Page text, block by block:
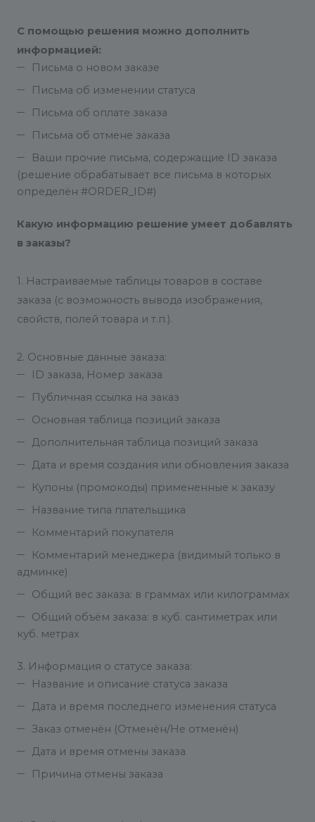
С помощью решения можно дополнить
информацией:
Письма о новом заказе
Письма об изменении статуса
Письма об оплате заказа
Письма об отмене заказа
Ваши прочие письма, содержащие ID заказа
(решение обрабатывает все письма в которых
определён #ORDER_ID#)
Какую информацию решение умеет добавлять
в заказы?
1. Настраиваемые таблицы товаров в составе
заказа (с возможность вывода изображения,
свойств, полей товара и т.п.).
2. Основные данные заказа:
ID заказа, Номер заказа
Публичная ссылка на заказ
Основная таблица позиций заказа
Дополнительная таблица позиций заказа
Дата и время создания или обновления заказа
Купоны (промокоды) примененные к заказу
Название типа плательщика
Комментарий покупателя
Комментарий менеджера (видимый только в
админке)
Общий вес заказа: в граммах или килограммах
Общий объём заказа: в куб. сантиметрах или
куб. метрах
3. Информация о статусе заказа:
Название и описание статуса заказа
Дата и время последнего изменения статуса
Заказ отменён (Отменён/Не отменён)
Дата и время отмены заказа
Причина отмены заказа